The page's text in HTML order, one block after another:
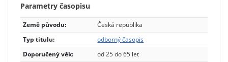
Parametry časopisu
Země původu:
Česká republika
Typ titulu:
odborný časopis
Doporučený věk:
od 25 do 65 let